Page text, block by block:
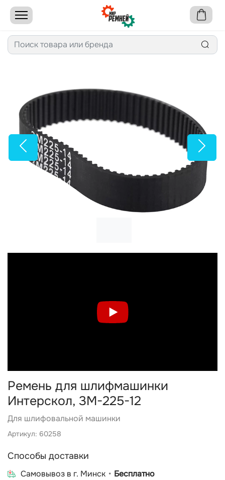
Ремень для шлифмашинки
Интерскол, 3M-225-12
Для шлифовальной машинки
Артикул: 60258
Способы доставки
Cамовывоз в г. Минск
Бесплатно